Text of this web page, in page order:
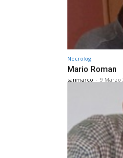
Necrologi
Mario Roman
sanmarco - 9 Marzo